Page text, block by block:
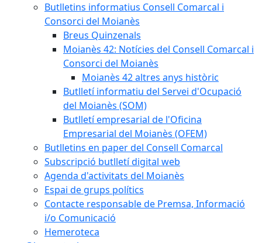
Butlletins informatius Consell Comarcal i
Consorci del Moianès
Breus Quinzenals
Moianès 42: Notícies del Consell Comarcal i
Consorci del Moianès
Moianès 42 altres anys històric
Butlletí informatiu del Servei d'Ocupació
del Moianès (SOM)
Butlletí empresarial de l'Oficina
Empresarial del Moianès (OFEM)
Butlletins en paper del Consell Comarcal
Subscripció butlletí digital web
Agenda d'activitats del Moianès
Espai de grups polítics
Contacte responsable de Premsa, Informació
i/o Comunicació
Hemeroteca